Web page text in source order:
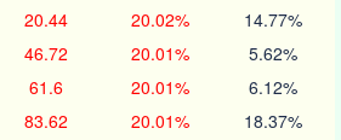
20.44 20.02% 14.77%
46.72 20.01% 5.62%
61.6 20.01% 6.12%
83.62 20.01% 18.37%